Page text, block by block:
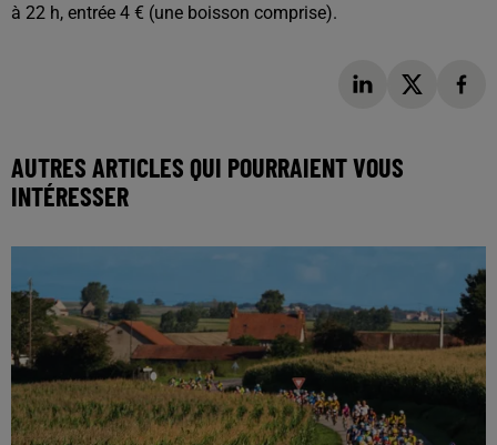
à 22 h, entrée 4 € (une boisson comprise).
AUTRES ARTICLES QUI POURRAIENT VOUS
INTÉRESSER